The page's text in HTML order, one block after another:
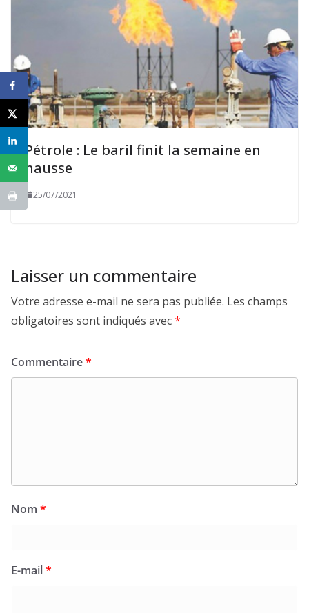
Pétrole : Le baril finit la semaine en
hausse
25/07/2021
Laisser un commentaire
Votre adresse e-mail ne sera pas publiée. Les champs
obligatoires sont indiqués avec*
Commentaire*
Nom *
E-mail*